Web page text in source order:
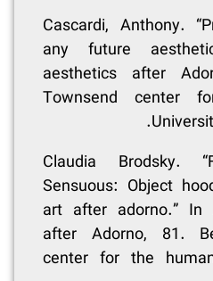
. Cascardi, Anthony.
any future
aesthetics after
Townsend center
. Claudia Brodsky.
Sensuous: Object
art after adorno.” In
after Adorno, 81.
center for the